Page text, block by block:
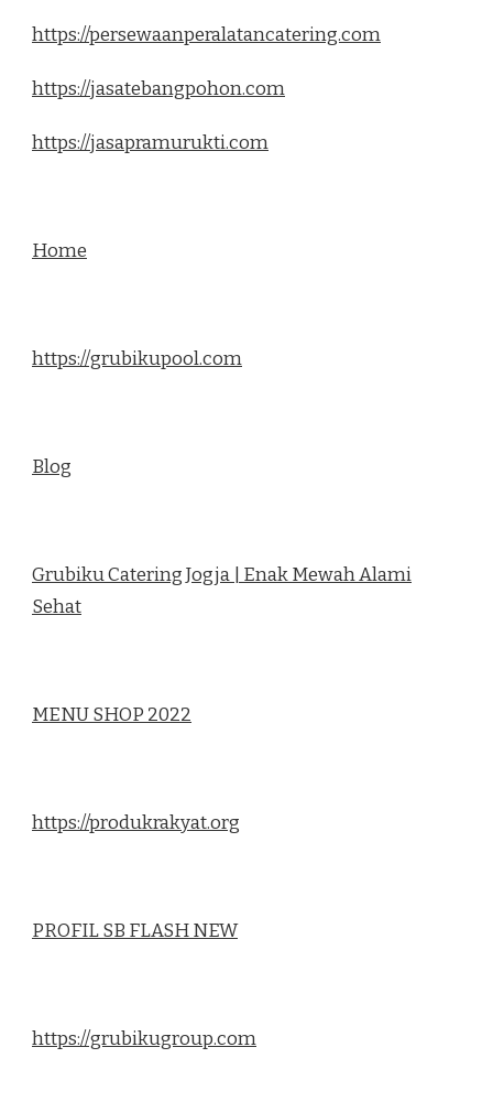
https://persewaanperalatancatering.com
https://jasatebangpohon.com
https://jasapramurukti.com
Home
https://grubikupool.com
Blog
Grubiku Catering Jogja | Enak Mewah Alami
Sehat
MENU SHOP 2022
https://produkrakyat.org
PROFIL SB FLASH NEW
https://grubikugroup.com